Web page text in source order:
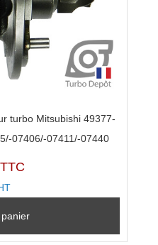
turbo Mitsubishi 49377-
07406/-07411/-07440